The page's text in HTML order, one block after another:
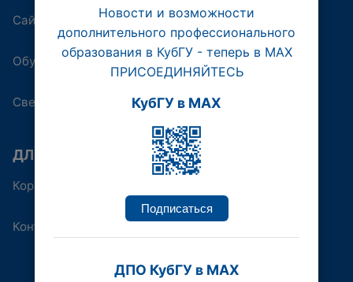
Сайт университета
Обучающая платформа
Сведения об образовательной организации
ДЛЯ КОГО
Корпоративным клиентам
Контакты
Новости и возможности
дополнительного профессионального
образования в КубГУ - теперь в МАХ
ПРИСОЕДИНЯЙТЕСЬ
КубГУ в MAX
Подписаться
ДПО КубГУ в MAX